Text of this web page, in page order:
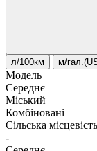
л/100км м/
Модель
Середнє
Міський
Комбіновані
Сільська місцевість
-